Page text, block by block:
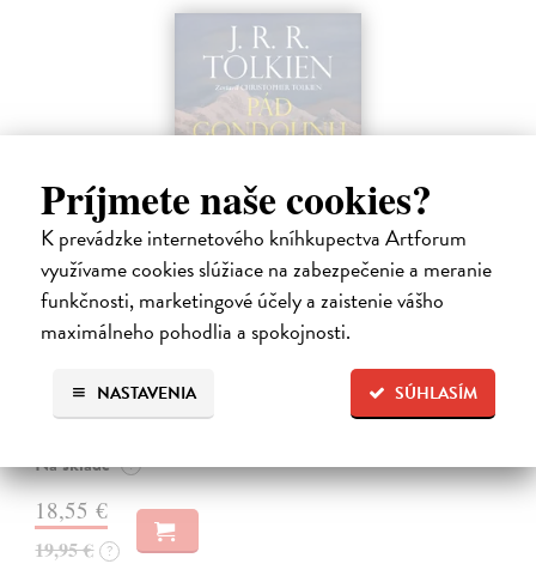
Príjmete naše cookies?
K prevádzke internetového kníhkupectva Artforum
využívame cookies slúžiace na zabezpečenie a meranie
funkčnosti, marketingové účely a zaistenie vášho
maximálneho pohodlia a spokojnosti.
SÚHLASÍM
NASTAVENIA
Pád Gondolinu
Legenda o páde Gondolinu hovorí o boji dvoch najväčších mocností
sveta. Zlo predstavuje Morgoth, najhorší zo všetkých, vodca
Na sklade ?
18,55 €
19,95 € ?